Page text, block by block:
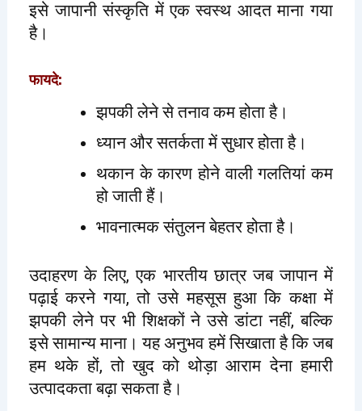
इसे जापानी संस्कृति में एक स्वस्थ आदत माना गया
है।
फायदे:
झपकी लेने से तनाव कम होता है।
ध्यान और सतर्कता में सुधार होता है।
थकान के कारण होने वाली गलतियां कम
हो जाती हैं।
भावनात्मक संतुलन बेहतर होता है।
उदाहरण के लिए, एक भारतीय छात्र जब जापान में
पढ़ाई करने गया, तो उसे महसूस हुआ कि कक्षा में
झपकी लेने पर भी शिक्षकों ने उसे डांटा नहीं, बल्कि
इसे सामान्य माना। यह अनुभव हमें सिखाता है कि जब
हम थके हों, तो खुद को थोड़ा आराम देना हमारी
उत्पादकता बढ़ा सकता है।